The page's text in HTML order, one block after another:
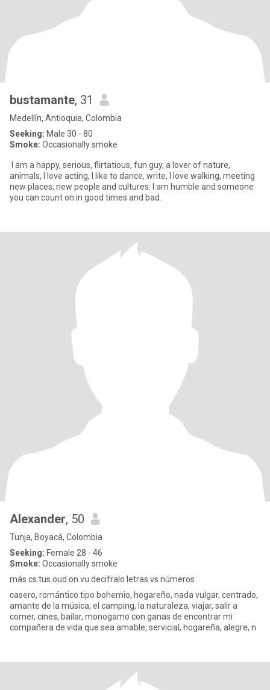
bustamante, 31
Medellín, Antioquia, Colombia
Seeking: Male 30 - 80
Smoke: Occasionally smoke
I am a happy, serious, flirtatious, fun guy, a lover of nature,
animals, I love acting, I like to dance, write, I love walking, meeting
new places, new people and cultures. I am humble and someone
you can count on in good times and bad.
Alexander, 50
Tunja, Boyacá, Colombia
Seeking: Female 28 - 46
Smoke: Occasionally smoke
más cs.tus.oud.on.vu decifralo letras vs números
casero, romántico tipo bohemio, hogareño, nada vulgar, centrado,
amante de la música, el camping, la naturaleza, viajar, salir a
comer, cines, bailar, monogamo con ganas de encontrar mi
compañera de vida que sea amable, servicial, hogareña, alegre, n